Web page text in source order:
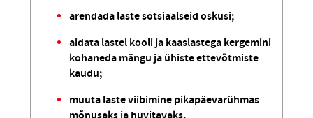
arendada laste sotsiaalseid oskusi;
aidata lastel kooli ja kaaslastega kergemini
kohaneda mängu ja ühiste ettevõtmiste
kaudu;
muuta laste viibimine pikapäevarühmas